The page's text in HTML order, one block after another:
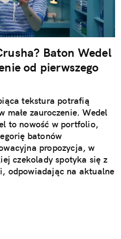
Baton Wedel
od pierwszego
tekstura potrafią
małe zauroczenie. Wedel
to nowość w portfolio,
batonów
propozycja, w
czekolady spotyka się z
odpowiadając na aktualne